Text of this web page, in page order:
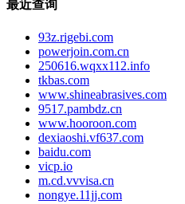
最近查询
93z.rigebi.com
powerjoin.com.cn
250616.wqxx112.info
tkbas.com
www.shineabrasives.com
9517.pambdz.cn
www.hooroon.com
dexiaoshi.vf637.com
baidu.com
vicp.io
m.cd.vvvisa.cn
nongye.11jj.com